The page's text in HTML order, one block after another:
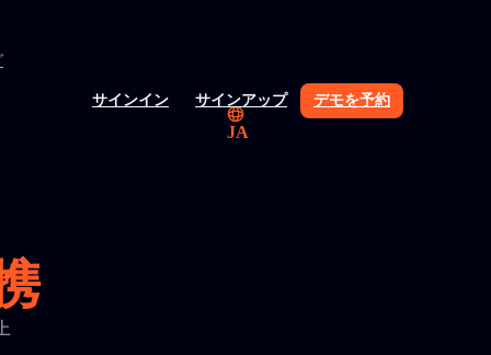
サインイン サインアップ デモを予約
JA